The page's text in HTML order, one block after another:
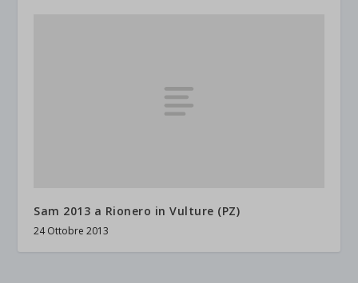
Sam 2013 a Rionero in Vulture (PZ)
24 Ottobre 2013